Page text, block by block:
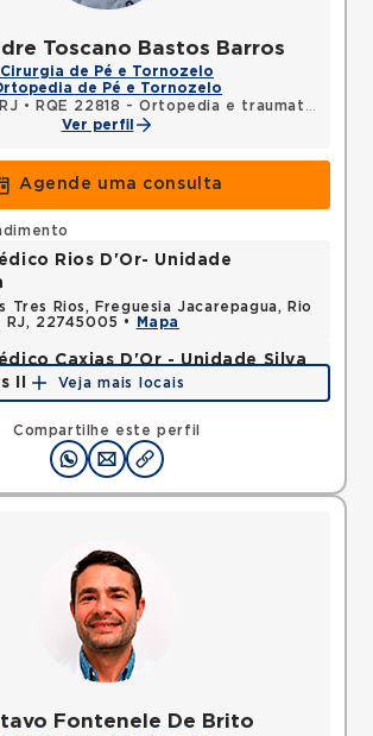
Toscano Bastos Barros
Cirurgia de Pé e Tornozelo
de Pé e Tornozelo
•
RQE 22818 - Ortopedia e traumatologia
Ver perfil
Agende uma consulta
Compartilhe este perfil
Rios D'Or- Unidade
Tres Rios, Freguesia Jacarepagua, Rio
RJ, 22745005 •
Mapa
Caxias D'Or - Unidade Silva
II
Parque Duque, Duque de
25085015 •
Mapa
Veja mais locais
Fontenele De Brito